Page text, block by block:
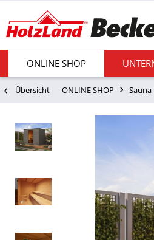
ONLINE SHOP
Übersicht ONLINE SHOP Sauna